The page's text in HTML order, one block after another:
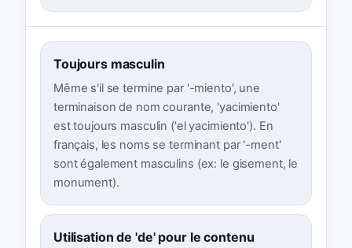
Toujours masculin
Même s'il se termine par '-miento', une
terminaison de nom courante, 'yacimiento'
est toujours masculin ('el yacimiento'). En
français, les noms se terminant par '-ment'
sont également masculins (ex: le gisement, le
monument).
Utilisation de 'de' pour le contenu